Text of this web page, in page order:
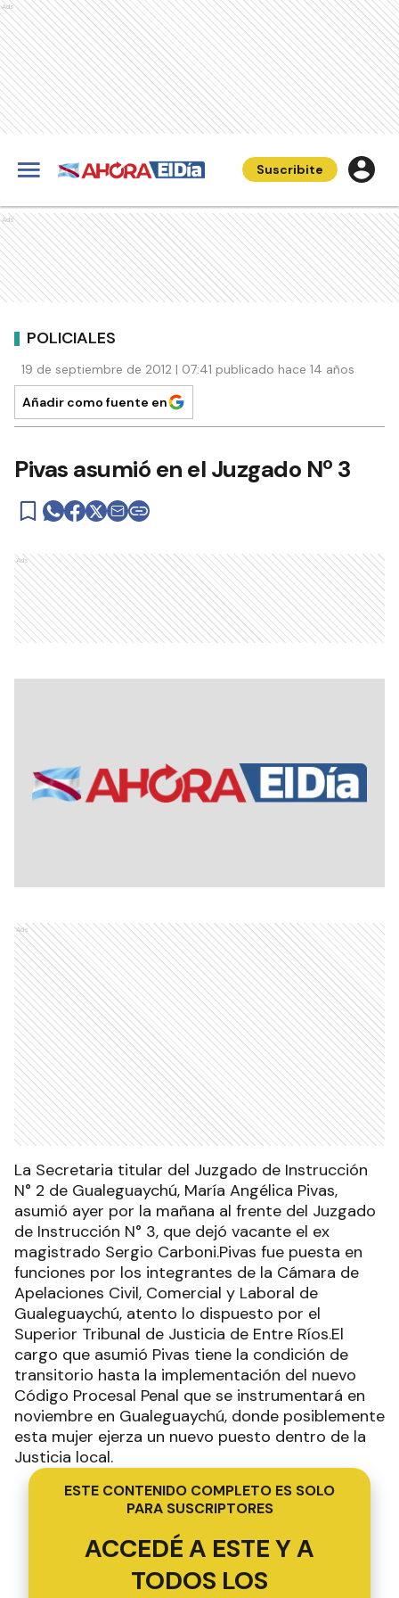
Ads
Suscribite
Ads
POLICIALES
19 de septiembre de 2012 | 07:41 publicado hace 14 años
Añadir como fuente en
Pivas asumió en el Juzgado Nº 3
Ads
Ads
La Secretaria titular del Juzgado de Instrucción
N° 2 de Gualeguaychú, María Angélica Pivas,
asumió ayer por la mañana al frente del Juzgado
de Instrucción N° 3, que dejó vacante el ex
magistrado Sergio Carboni.Pivas fue puesta en
funciones por los integrantes de la Cámara de
Apelaciones Civil, Comercial y Laboral de
Gualeguaychú, atento lo dispuesto por el
Superior Tribunal de Justicia de Entre Ríos.El
cargo que asumió Pivas tiene la condición de
transitorio hasta la implementación del nuevo
Código Procesal Penal que se instrumentará en
noviembre en Gualeguaychú, donde posiblemente
esta mujer ejerza un nuevo puesto dentro de la
Justicia local.
ESTE CONTENIDO COMPLETO ES SOLO
PARA SUSCRIPTORES
ACCEDÉ A ESTE Y A
TODOS LOS